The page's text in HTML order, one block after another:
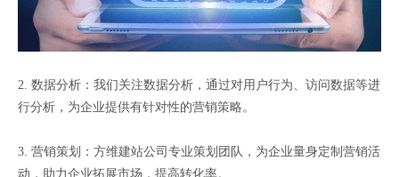
2. 数据分析：我们关注数据分析，通过对用户行为、访问数据等进
行分析，为企业提供有针对性的营销策略。
3. 营销策划：方维建站公司专业策划团队，为企业量身定制营销活
动，助力企业拓展市场，提高转化率。